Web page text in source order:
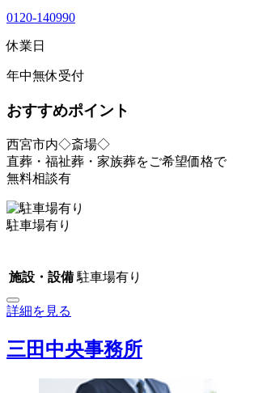
0120-140990
休業日
年中無休受付
おすすめポイント
西宮市内◇斎場◇
直葬・福祉葬・家族葬をご希望価格で
無料相談有
駐車場有り
施設・設備 駐車場有り
詳細を見る
三田中央事務所